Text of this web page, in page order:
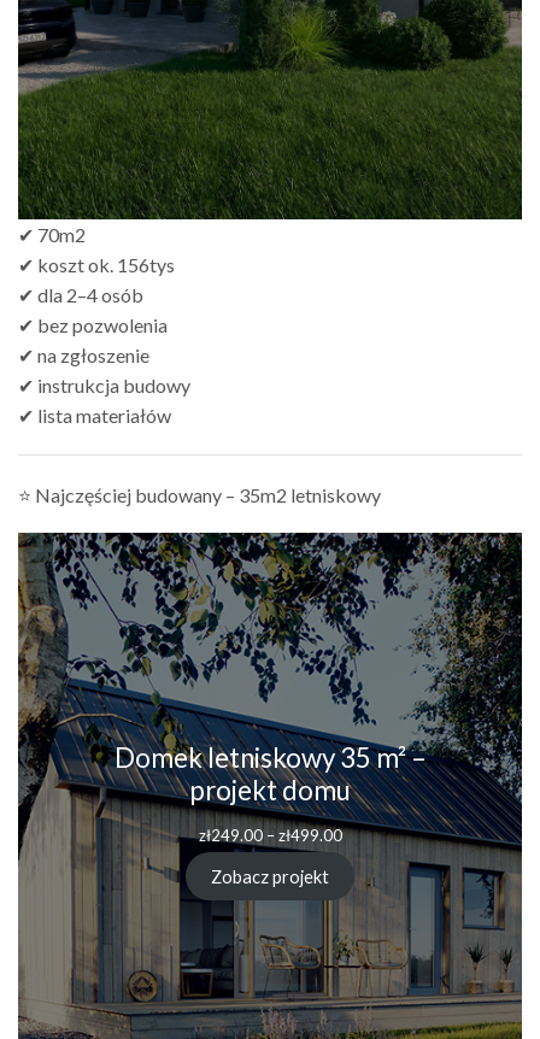
✔ 70m2
✔ koszt ok. 156tys
✔ dla 2–4 osób
✔ bez pozwolenia
✔ na zgłoszenie
✔ instrukcja budowy
✔ lista materiałów
⭐ Najczęściej budowany – 35m2 letniskowy
Domek letniskowy 35 m² –
projekt domu
zł249.00 – zł499.00Zakres
zł249.00
zł499.00
Zobacz projekt